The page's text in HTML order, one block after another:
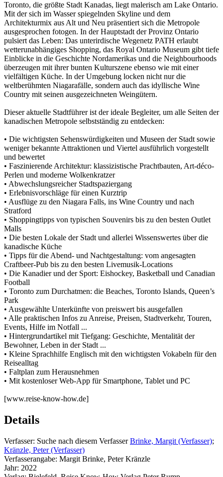
Toronto, die größte Stadt Kanadas, liegt malerisch am Lake Ontario.
Mit der sich im Wasser spiegelnden Skyline und dem
Architekturmix aus Alt und Neu präsentiert sich die Metropole
ausgesprochen fotogen. In der Hauptstadt der Provinz Ontario
pulsiert das Leben: Das unterirdische Wegenetz PATH erlaubt
wetterunabhängiges Shopping, das Royal Ontario Museum gibt tiefe
Einblicke in die Geschichte Nordamerikas und die Neighbourhoods
überzeugen mit ihrer bunten Kulturszene ebenso wie mit einer
vielfältigen Küche. In der Umgebung locken nicht nur die
weltberühmten Niagarafälle, sondern auch das idyllische Wine
Country mit seinen ausgezeichneten Weingütern.
Dieser aktuelle Stadtführer ist der ideale Begleiter, um alle Seiten der
kanadischen Metropole selbstständig zu entdecken:
• Die wichtigsten Sehenswürdigkeiten und Museen der Stadt sowie
weniger bekannte Attraktionen und Viertel ausführlich vorgestellt
und bewertet
• Faszinierende Architektur: klassizistische Prachtbauten, Art-déco-
Perlen und moderne Wolkenkratzer
• Abwechslungsreicher Stadtspaziergang
• Erlebnisvorschläge für einen Kurztrip
• Ausflüge zu den Niagara Falls, ins Wine Country und nach
Stratford
• Shoppingtipps von typischen Souvenirs bis zu den besten Outlet
Malls
• Die besten Lokale der Stadt und allerlei Wissenswertes über die
kanadische Küche
• Tipps für die Abend- und Nachtgestaltung: vom angesagten
Craftbeer-Pub bis zu den besten Livemusik-Locations
• Die Kanadier und der Sport: Eishockey, Basketball und Canadian
Football
• Toronto zum Durchatmen: die Beaches, Toronto Islands, Queen’s
Park
• Ausgewählte Unterkünfte von preiswert bis ausgefallen
• Alle praktischen Infos zu Anreise, Preisen, Stadtverkehr, Touren,
Events, Hilfe im Notfall ...
• Hintergrundartikel mit Tiefgang: Geschichte, Mentalität der
Bewohner, Leben in der Stadt ...
• Kleine Sprachhilfe Englisch mit den wichtigsten Vokabeln für den
Reisealltag
• Faltplan zum Herausnehmen
• Mit kostenloser Web-App für Smartphone, Tablet und PC
[www.reise-know-how.de]
Details
Verfasser: Suche nach diesem Verfasser Brinke, Margit (Verfasser);
Kränzle, Peter (Verfasser)
Verfasserangabe: Margit Brinke, Peter Kränzle
Jahr: 2022